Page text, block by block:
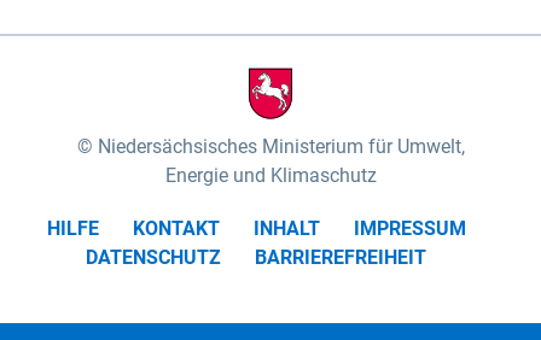
Niedersächsisches Ministerium für Umwelt,
Energie und Klimaschutz
HILFE KONTAKT INHALT
IMPRESSUM
DATENSCHUTZ
BARRIEREFREIHEIT